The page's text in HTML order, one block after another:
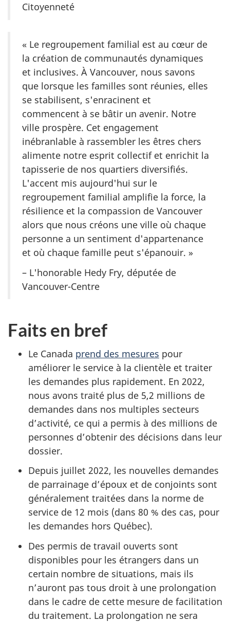
Citoyenneté
« Le regroupement familial est au cœur de
la création de communautés dynamiques
et inclusives. À Vancouver, nous savons
que lorsque les familles sont réunies, elles
se stabilisent, s'enracinent et
commencent à se bâtir un avenir. Notre
ville prospère. Cet engagement
inébranlable à rassembler les êtres chers
alimente notre esprit collectif et enrichit la
tapisserie de nos quartiers diversifiés.
L'accent mis aujourd'hui sur le
regroupement familial amplifie la force, la
résilience et la compassion de Vancouver
alors que nous créons une ville où chaque
personne a un sentiment d'appartenance
et où chaque famille peut s'épanouir. »
– L'honorable Hedy Fry, députée de
Vancouver-Centre
Faits en bref
Le Canada prend des mesures pour
améliorer le service à la clientèle et traiter
les demandes plus rapidement. En 2022,
nous avons traité plus de 5,2 millions de
demandes dans nos multiples secteurs
d’activité, ce qui a permis à des millions de
personnes d’obtenir des décisions dans leur
dossier.
Depuis juillet 2022, les nouvelles demandes
de parrainage d’époux et de conjoints sont
généralement traitées dans la norme de
service de 12 mois (dans 80 % des cas, pour
les demandes hors Québec).
Des permis de travail ouverts sont
disponibles pour les étrangers dans un
certain nombre de situations, mais ils
n’auront pas tous droit à une prolongation
dans le cadre de cette mesure de facilitation
du traitement. La prolongation ne sera